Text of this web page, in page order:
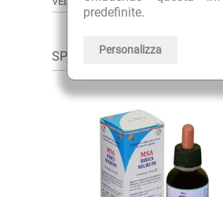
predefinite.
Personalizza
SPESSO ACQUISTATI